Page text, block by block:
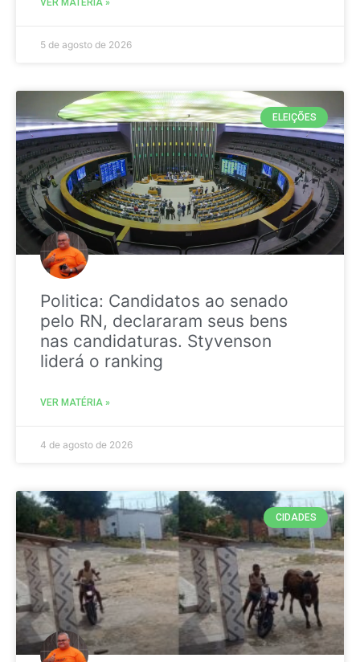
5 de agosto de 2026
ELEIÇÕES
Politica: Candidatos ao senado
pelo RN, declararam seus bens
nas candidaturas. Styvenson
liderá o ranking
VER MATÉRIA »
4 de agosto de 2026
CIDADES